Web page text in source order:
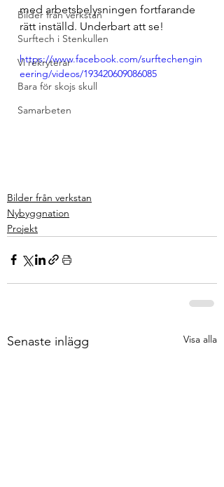
Bilder från verkstan
Surftech i Stenkullen
Vi rekryterar
Bara för skojs skull
Samarbeten
med arbetsbelysningen fortfarande
rätt inställd. Underbart att se!
https://www.facebook.com/surftechengin
eering/videos/193420609086085
Bilder från verkstan
Nybyggnation
Projekt
Senaste inlägg Visa alla